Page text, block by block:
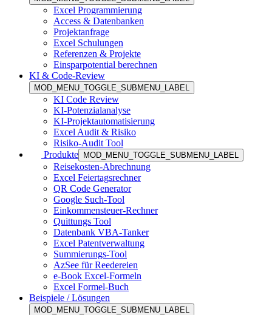
Excel Programmierung
Access & Datenbanken
Projektanfrage
Excel Schulungen
Referenzen & Projekte
Einsparpotential berechnen
KI & Code-Review
MOD_MENU_TOGGLE_SUBMENU_LABEL
KI Code Review
KI-Potenzialanalyse
KI-Projektautomatisierung
Excel Audit & Risiko
Risiko-Audit Tool
Produkte
MOD_MENU_TOGGLE_SUBMENU_LABEL
Reisekosten-Abrechnung
Excel Feiertagsrechner
QR Code Generator
Google Such-Tool
Einkommensteuer-Rechner
Quittungs Tool
Datenbank VBA-Tanker
Excel Patentverwaltung
Summierungs-Tool
AzSee für Reedereien
e-Book Excel-Formeln
Excel Formel-Buch
Beispiele / Lösungen
MOD_MENU_TOGGLE_SUBMENU_LABEL